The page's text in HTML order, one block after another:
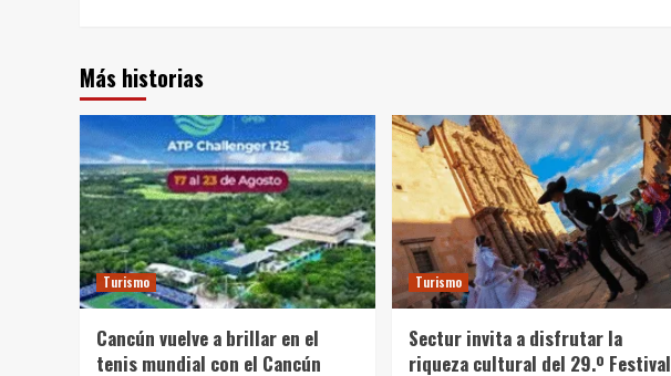
Más historias
Turismo
Cancún vuelve a brillar en el
tenis mundial con el Cancún
Turismo
Sectur invita a disfrutar la
riqueza cultural del 29.º Festival